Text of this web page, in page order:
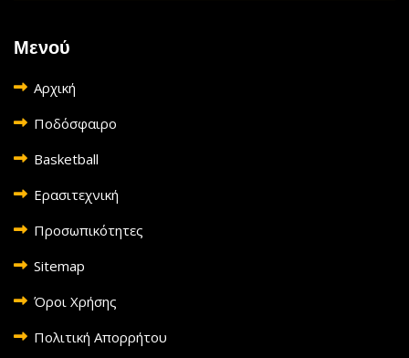
Μενού
Αρχική
Ποδόσφαιρο
Basketball
Ερασιτεχνική
Προσωπικότητες
Sitemap
Όροι Χρήσης
Πολιτική Απορρήτου